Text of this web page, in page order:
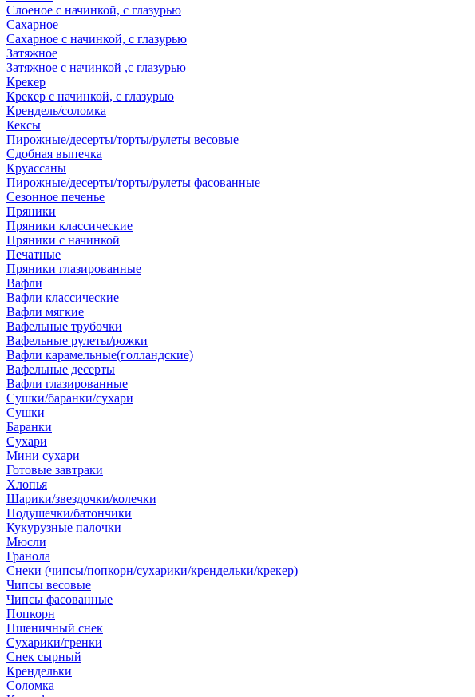
Слоеное с начинкой, с глазурью
Сахарное
Сахарное с начинкой, с глазурью
Затяжное
Затяжное с начинкой ,с глазурью
Крекер
Крекер с начинкой, с глазурью
Крендель/соломка
Кексы
Пирожные/десерты/торты/рулеты весовые
Сдобная выпечка
Круассаны
Пирожные/десерты/торты/рулеты фасованные
Сезонное печенье
Пряники
Пряники классические
Пряники с начинкой
Печатные
Пряники глазированные
Вафли
Вафли классические
Вафли мягкие
Вафельные трубочки
Вафельные рулеты/рожки
Вафли карамельные(голландские)
Вафельные десерты
Вафли глазированные
Сушки/баранки/сухари
Сушки
Баранки
Сухари
Мини сухари
Готовые завтраки
Хлопья
Шарики/звездочки/колечки
Подушечки/батончики
Кукурузные палочки
Мюсли
Гранола
Снеки (чипсы/попкорн/сухарики/крендельки/крекер)
Чипсы весовые
Чипсы фасованные
Попкорн
Пшеничный снек
Сухарики/гренки
Снек сырный
Крендельки
Соломка